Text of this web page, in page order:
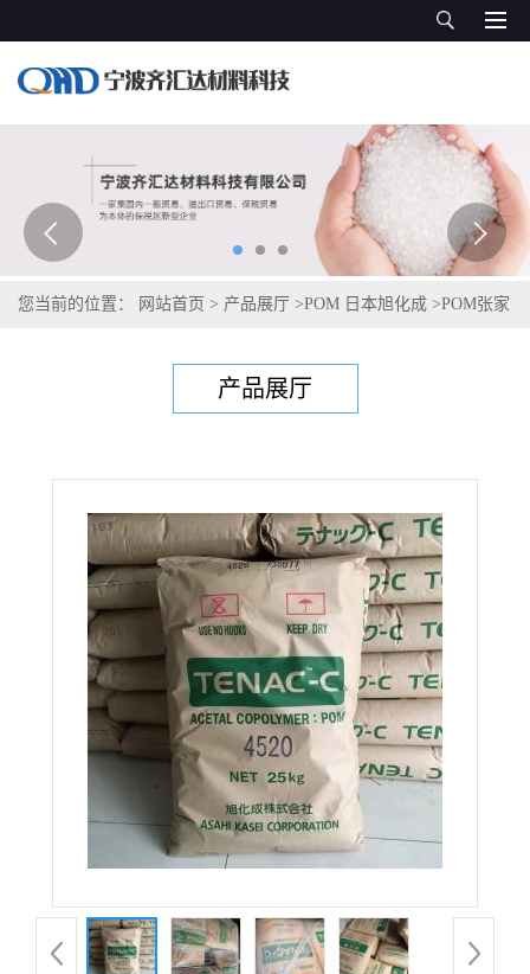
您当前的位置： 网站首页 > 产品展厅 >POM 日本旭化成 >POM张家
产品展厅